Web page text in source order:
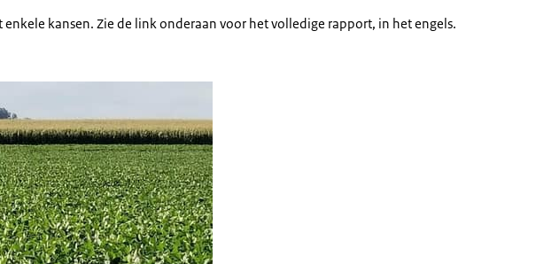
enkele kansen. Zie de link onderaan voor het volledige rapport, in het engels.